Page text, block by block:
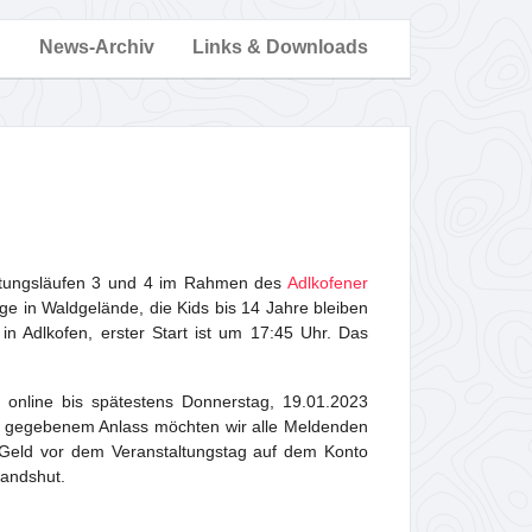
News-Archiv Links & Downloads
3 und 4 im Rahmen desAdlkofener
in Waldgelände, die Kids bis 14 Jahre bleiben
Adlkofen, erster Start ist um 17:45 Uhr. Das
bis spätestens Donnerstag, 19.01.2023
Anlass möchten wir alle Meldenden
vor dem Veranstaltungstag auf dem Konto